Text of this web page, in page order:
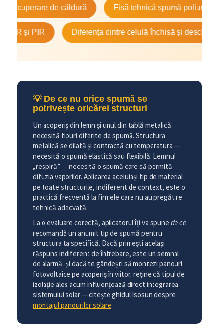
de căldură Fisă tehnică spumă poliuretanică
PIR Diferența dintre celulă închisă și deschisă
💡 De ce nu orice spumă se
potrivește oricărei structuri
Un acoperiș din lemn și unul din tablă metalică
necesită tipuri diferite de spumă. Structura
metalică se dilată și contractă cu temperatura —
necesită o spumă elastică sau flexibilă. Lemnul
„respiră” — necesită o spumă care să permită
difuzia vaporilor. Aplicarea aceluiași tip de material
pe toate structurile, indiferent de context, este o
practică frecventă la firmele care nu au pregătire
tehnică adecvată.
La o evaluare corectă, aplicatorul îți va spune de ce
recomandă un anumit tip de spumă pentru
structura ta specifică. Dacă primești același
răspuns indiferent de întrebare, este un semnal
de alarmă. Și dacă te gândești să montezi panouri
fotovoltaice pe acoperiș în viitor, reține că tipul de
izolație ales acum influențează direct integrarea
sistemului solar — citește ghidul Isosun despre
montajul panourilor solare.